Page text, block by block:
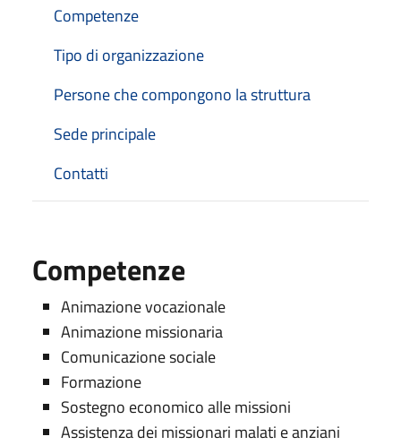
Competenze
Tipo di organizzazione
Persone che compongono la struttura
Sede principale
Contatti
Competenze
Animazione vocazionale
Animazione missionaria
Comunicazione sociale
Formazione
Sostegno economico alle missioni
Assistenza dei missionari malati e anziani